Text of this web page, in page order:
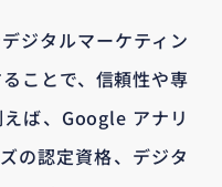
ジタルマーケティン
ことで、信頼性や専
ば、Google アナリ
の認定資格、デジタ